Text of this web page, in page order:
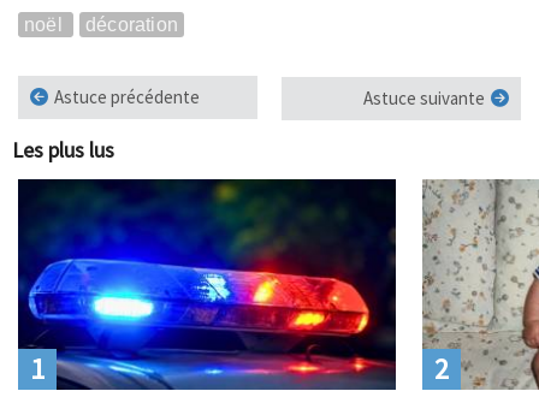
noël décoration
Astuce précédente Astuce suivante
Les plus lus
1 2